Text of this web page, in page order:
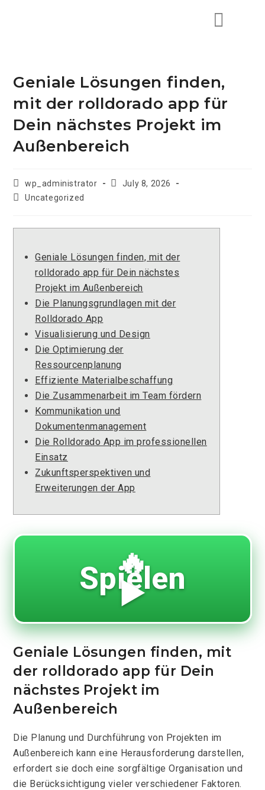
Geniale Lösungen finden,
mit der rolldorado app für
Dein nächstes Projekt im
Außenbereich
wp_administrator
July 8, 2026
Uncategorized
Geniale Lösungen finden, mit der
rolldorado app für Dein nächstes
Projekt im Außenbereich
Die Planungsgrundlagen mit der
Rolldorado App
Visualisierung und Design
Die Optimierung der
Ressourcenplanung
Effiziente Materialbeschaffung
Die Zusammenarbeit im Team fördern
Kommunikation und
Dokumentenmanagement
Die Rolldorado App im professionellen
Einsatz
Zukunftsperspektiven und
Erweiterungen der App
🔥
Spielen
▶️
Geniale Lösungen finden, mit
der rolldorado app für Dein
nächstes Projekt im
Außenbereich
Die Planung und Durchführung von Projekten im
Außenbereich kann eine Herausforderung darstellen,
erfordert sie doch eine sorgfältige Organisation und
die Berücksichtigung vieler verschiedener Faktoren.